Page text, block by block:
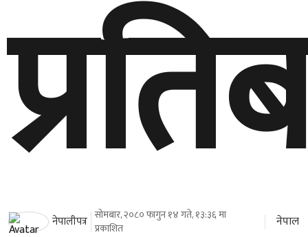
नेपालीपत्र सोमबार, २०८० फागुन १४ गते, १३:३६ मा
प्रकाशित
नेपाल